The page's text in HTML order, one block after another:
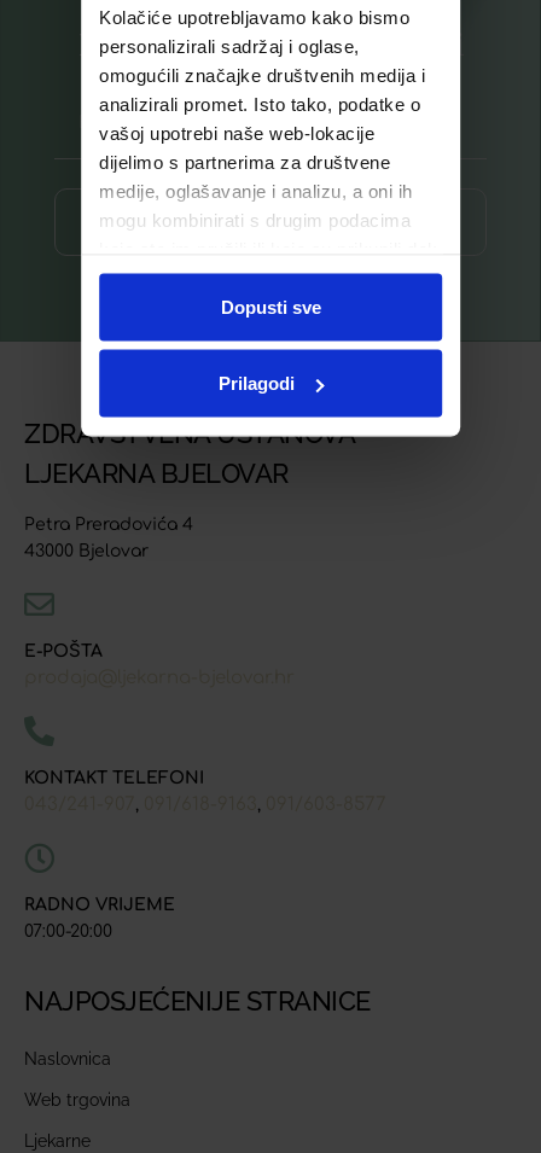
Kolačiće upotrebljavamo kako bismo
personalizirali sadržaj i oglase,
omogućili značajke društvenih medija i
analizirali promet. Isto tako, podatke o
vašoj upotrebi naše web-lokacije
dijelimo s partnerima za društvene
medije, oglašavanje i analizu, a oni ih
mogu kombinirati s drugim podacima
ste upotrebljavali njihove usluge.
Dopusti sve
Prilagodi
Prijavite se na listu za novosti
Prijava ⟶
ZDRAVSTVENA USTANOVA
LJEKARNA BJELOVAR
Petra Preradovića 4
43000 Bjelovar
E-POŠTA
KONTAKT TELEFONI
, ,
RADNO VRIJEME
07:00-20:00
NAJPOSJEĆENIJE STRANICE
Naslovnica
Web trgovina
Ljekarne